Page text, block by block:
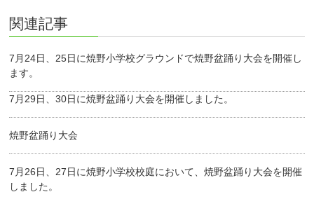
関連記事
7月24日、25日に焼野小学校グラウンドで焼野盆踊り大会を開催し
ます。
7月29日、30日に焼野盆踊り大会を開催しました。
焼野盆踊り大会
7月26日、27日に焼野小学校校庭において、焼野盆踊り大会を開催
しました。